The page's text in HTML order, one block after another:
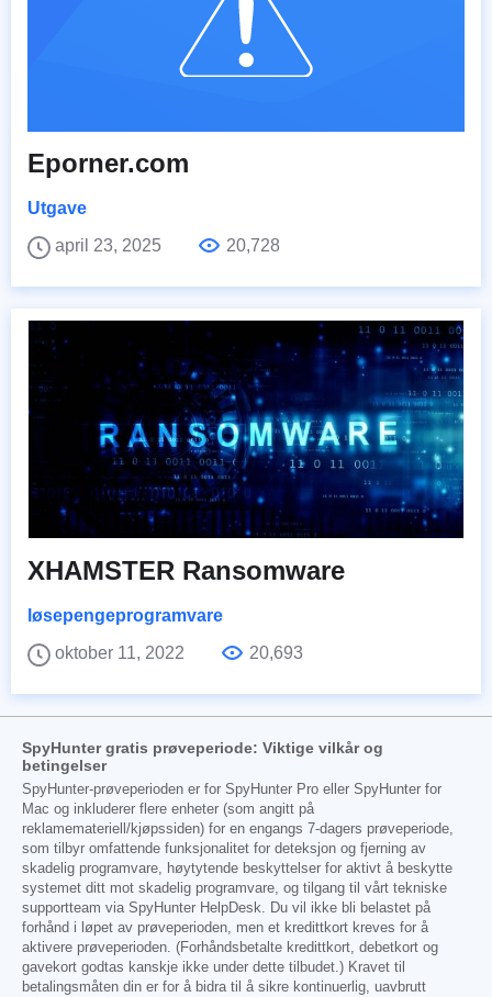
Eporner.com
Utgave
april 23, 2025
20,728
XHAMSTER Ransomware
løsepengeprogramvare
oktober 11, 2022
20,693
SpyHunter gratis prøveperiode: Viktige vilkår og
betingelser
SpyHunter-prøveperioden er for SpyHunter Pro eller SpyHunter for
Mac og inkluderer flere enheter (som angitt på
reklamemateriell/kjøpssiden) for en engangs 7-dagers prøveperiode,
som tilbyr omfattende funksjonalitet for deteksjon og fjerning av
skadelig programvare, høytytende beskyttelser for aktivt å beskytte
systemet ditt mot skadelig programvare, og tilgang til vårt tekniske
supportteam via SpyHunter HelpDesk. Du vil ikke bli belastet på
forhånd i løpet av prøveperioden, men et kredittkort kreves for å
aktivere prøveperioden. (Forhåndsbetalte kredittkort, debetkort og
gavekort godtas kanskje ikke under dette tilbudet.) Kravet til
betalingsmåten din er for å bidra til å sikre kontinuerlig, uavbrutt